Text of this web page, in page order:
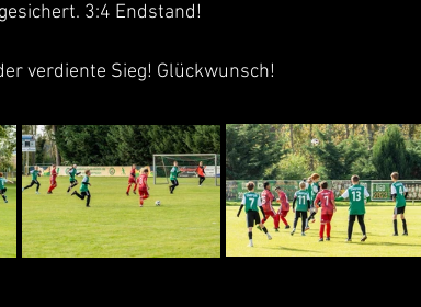
3:4 Endstand!
verdiente Sieg! Glückwunsch!